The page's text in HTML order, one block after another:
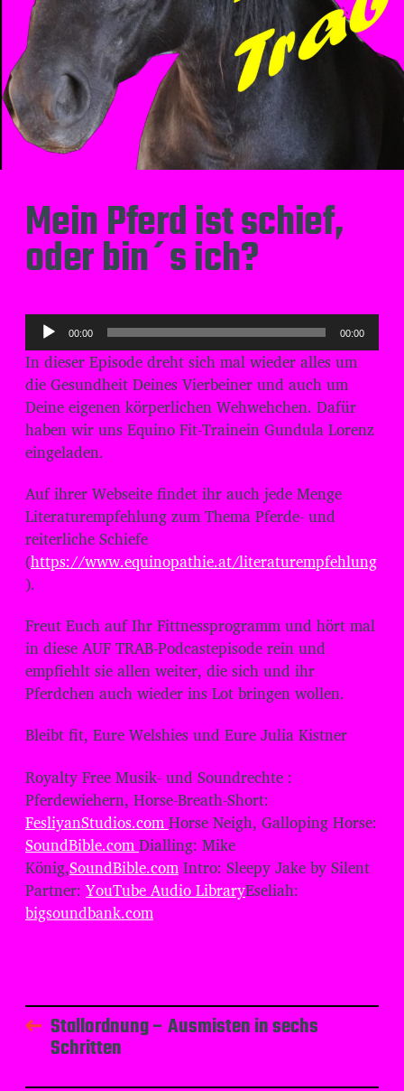
Mein Pferd ist schief,
oder bin´s ich?
u
d
i
o
-
l
a
y
e
r
00:00 00:00
In dieser Episode dreht sich mal wieder alles um
die Gesundheit Deines Vierbeiner und auch um
Deine eigenen körperlichen Wehwehchen. Dafür
haben wir uns Equino Fit-Trainein Gundula Lorenz
eingeladen.
Auf ihrer Webseite findet ihr auch jede Menge
Literaturempfehlungzum Thema Pferde- und
reiterliche Schiefe
(https://www.equinopathie.at/literaturempfehlung
).
Freut Euch auf Ihr Fittnessprogramm und hört mal
in diese AUF TRAB-Podcastepisode rein und
empfiehlt sie allen weiter, die sich und ihr
Pferdchen auch wieder ins Lot bringen wollen.
Bleibt fit, Eure Welshies und Eure Julia Kistner
Royalty Free Musik- und Soundrechte :
Pferdewiehern, Horse-Breath-Short:
FesliyanStudios.comHorse Neigh, Galloping Horse:
SoundBible.comDialling: Mike
König,SoundBible.comIntro: Sleepy Jake by Silent
Partner: YouTube Audio LibraryEseliah:
bigsoundbank.com
Stallordnung – Ausmisten in sechs
Schritten